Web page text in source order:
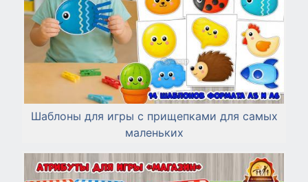
Шаблоны для игры с прищепками для самых
маленьких